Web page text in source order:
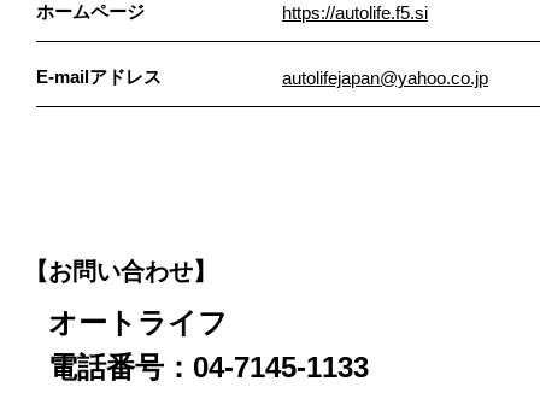
ホームページ https://autolife.f5.si
E-mailアドレス autolifejapan@yahoo.co.jp
【お問い合わせ】
オートライフ
電話番号：04-7145-1133